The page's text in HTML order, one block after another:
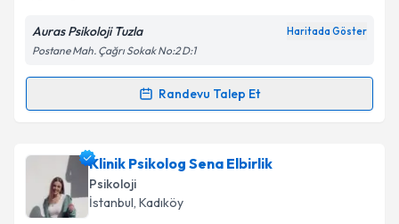
Kişisel verilerimin işlenmesine ilişkin
Metni'ni okudum ve kişisel verilerimin belirtilen
kapsamda işlenmesini kabul ediyorum.
Auras Psikoloji Tuzla Haritada Göster
Postane Mah. Çağrı Sokak No:2 D:1
Randevu Talep Et
Randevu Takvimi Talebi
Klinik Psikolog Miraç Özkaniçin randevu takvimi
talebi oluşturun. Size bu uzmandan randevu almanız
için bir takvim hazırlandığında e-posta ile
bilgilendireceğiz.
Klinik Psikolog Sena Elbirlik
Psikoloji
İstanbul, Kadıköy